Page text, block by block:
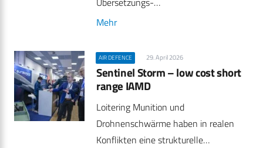
Mehr
AIR DEFENCE 29. April 2026
Sentinel Storm – low cost short
range IAMD
Loitering Munition und
Drohnenschwärme haben in realen
Konflikten eine strukturelle…